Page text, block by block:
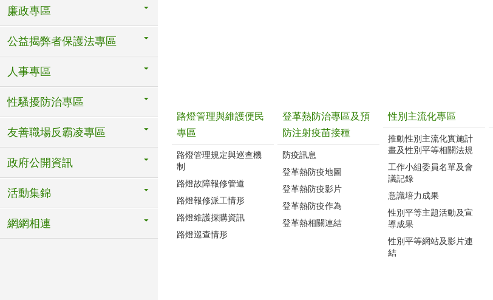
廉政專區
公益揭弊者保護法專區
人事專區
性騷擾防治專區
友善職場反霸凌專區
政府公開資訊
活動集錦
網網相連
路燈管理與維護便民
專區
路燈管理規定與巡查機
制
路燈故障報修管道
路燈報修派工情形
路燈維護採購資訊
路燈巡查情形
登革熱防治專區及預
防注射疫苗接種
防疫訊息
登革熱防疫地圖
登革熱防疫影片
登革熱防疫作為
登革熱相關連結
性別主流化專區
推動性別主流化實施計
畫及性別平等相關法規
工作小組委員名單及會
議記錄
意識培力成果
性別平等主題活動及宣
導成果
性別平等網站及影片連
結